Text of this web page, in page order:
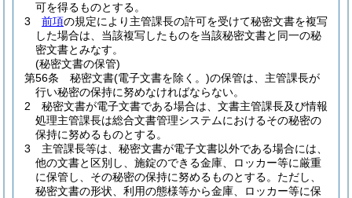
可を得るものとする。
3
前項の規定により主管課長の許可を受けて秘密文書を複写
した場合は、当該複写したものを当該秘密文書と同一の秘
密文書とみなす。
(秘密文書の保管)
第56条
秘密文書(電子文書を除く。)の保管は、主管課長が
行い秘密の保持に努めなければならない。
2
秘密文書が電子文書である場合は、文書主管課長及び情報
処理主管課長は総合文書管理システムにおけるその秘密の
保持に努めるものとする。
3
主管課長等は、秘密文書が電子文書以外である場合には、
他の文書と区別し、施錠のできる金庫、ロッカー等に厳重
に保管し、その秘密の保持に努めるものとする。 ただし、
秘密文書の形状、利用の態様等から金庫、ロッカー等に保